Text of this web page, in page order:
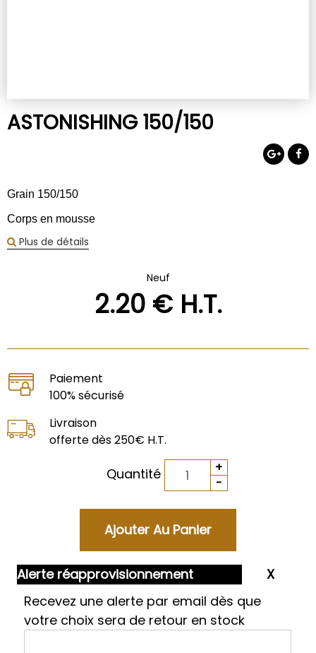
ASTONISHING 150/150
Grain 150/150
Corps en mousse
Plus de détails
Neuf
2.20€ H.T.
Paiement
100% sécurisé
Livraison
offerte dès 250€ H.T.
Quantité
Alerte réapprovisionnement
Recevez une alerte par email dès que
votre choix sera de retour en stock